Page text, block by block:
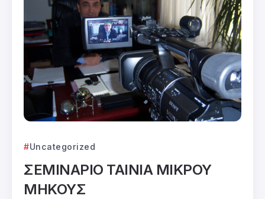
Uncategorized
ΣΕΜΙΝΑΡΙΟ ΤΑΙΝΙΑ ΜΙΚΡΟΥ
ΜΗΚΟΥΣ